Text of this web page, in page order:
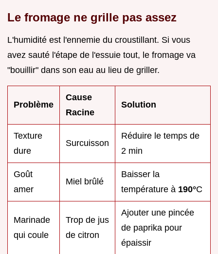
Le fromage ne grille pas assez
L'humidité est l'ennemie du croustillant. Si vous
avez sauté l'étape de l'essuie tout, le fromage va
"bouillir" dans son eau au lieu de griller.
Problème
Cause
Racine
Solution
Texture
dure
Surcuisson
Réduire le temps de
2 min
Goût
amer
Miel brûlé
Baisser la
température à 190°C
Marinade
qui coule
Trop de jus
de citron
Ajouter une pincée
de paprika pour
épaissir